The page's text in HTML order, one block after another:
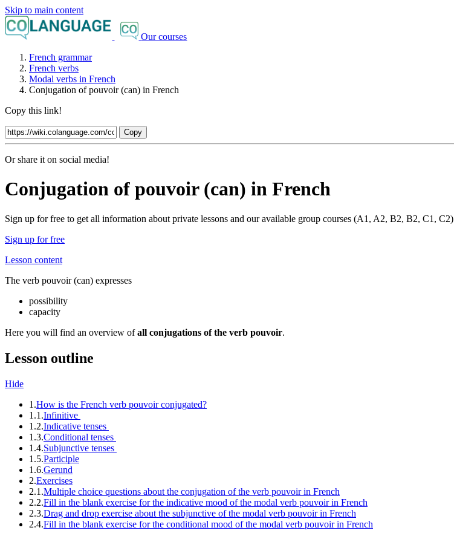
Skip to main content
Our courses
French grammar
French verbs
Modal verbs in French
Conjugation of pouvoir (can) in French
Copy this link!
Copy
Or share it on social media!
Conjugation of pouvoir (can) in French
Sign up for free to get all information about private lessons and our available group courses (A1, A2, B2, B2, C1, C2)
Sign up for free
Lesson content
The verb pouvoir(can) expresses
possibility
capacity
Here you will find an overview ofall conjugations of the verb pouvoir.
Lesson outline
Hide
1.How is the French verb pouvoir conjugated?
1.1.Infinitive
1.2.Indicative tenses
1.3.Conditional tenses
1.4.Subjunctive tenses
1.5.Participle
1.6.Gerund
2.Exercises
2.1.Multiple choice questions about the conjugation of the verb pouvoir in French
2.2.Fill in the blank exercise for the indicative mood of the modal verb pouvoir in French
2.3.Drag and drop exercise about the subjunctive of the modal verb pouvoir in French
2.4.Fill in the blank exercise for the conditional mood of the modal verb pouvoir in French